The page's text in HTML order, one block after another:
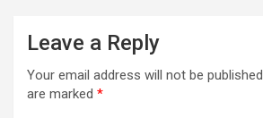
Leave a Reply
Your email address will not be published.
are marked *